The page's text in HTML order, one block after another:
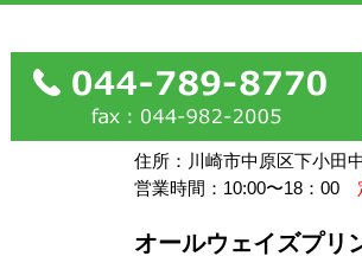
住所：川崎市中原区下小田
営業時間：10:00〜18：00
オールウェイズプリ